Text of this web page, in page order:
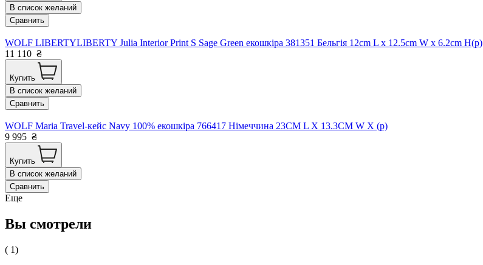
В список желаний
Сравнить
WOLF LIBERTYLIBERTY Julia Interior Print S Sage Green екошкіра 381351 Бельгія 12cm L x 12.5cm W x 6.2cm H(р)
11 110 ₴
Купить
В список желаний
Сравнить
WOLF Maria Travel-кейс Navy 100% екошкіра 766417 Німеччина 23CM L X 13.3CM W X (р)
9 995 ₴
Купить
В список желаний
Сравнить
Еще
Вы смотрели
( 1)